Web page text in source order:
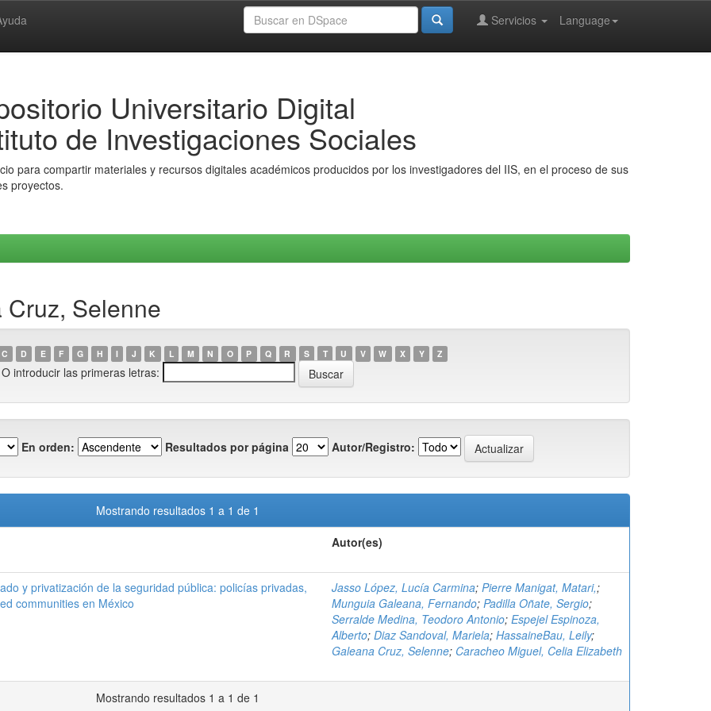
Language
Servicios
Universitario Digital
de Investigaciones Sociales
para compartir materiales y recursos digitales académicos producidos por los investigadores del IIS, en el proceso de sus
proyectos.
Selenne
C D E F G H I J K L M N O P Q R S T U V W X Y Z
O introducir las primeras letras:
En orden: Resultados por página Autor/Registro:
Mostrando resultados 1 a 1 de 1
Autor(es)
y privatización de la seguridad pública: policías privadas,
communities en México
Jasso López, Lucía Carmina; Pierre Manigat, Matari,;
Munguia Galeana, Fernando; Padilla Oñate, Sergio;
Serralde Medina, Teodoro Antonio; Espejel Espinoza,
Alberto; Diaz Sandoval, Mariela; HassaineBau, Leily;
Galeana Cruz, Selenne; Caracheo Miguel, Celia Elizabeth
Mostrando resultados 1 a 1 de 1